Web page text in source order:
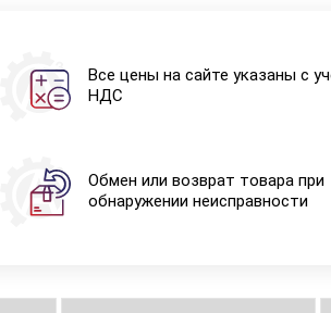
Все цены на сайте указаны с
НДС
Обмен или возврат товара при
обнаружении неисправности